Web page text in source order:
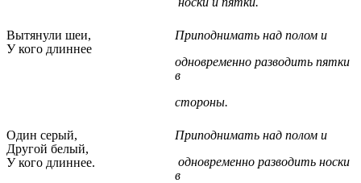
Вытянули шеи,
У кого длиннее
Приподнимать над полом и
одновременно разводить пятки
в
стороны.
Один серый,
Другой белый,
У кого длиннее.
Приподнимать над полом и
одновременно разводить носки
в